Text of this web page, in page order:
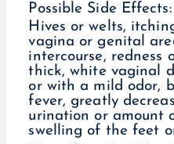
Possible Side Effects:
Hives or welts,
vagina or genital
intercourse, redness
thick, white vaginal
or with a mild odor,
fever, greatly
urination or amount
swelling of the feet